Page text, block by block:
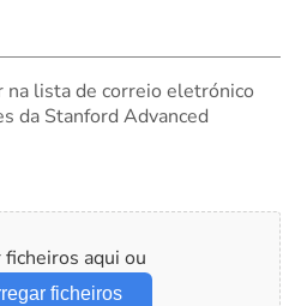
na lista de correio eletrónico
da Stanford Advanced
aqui ou
ficheiros